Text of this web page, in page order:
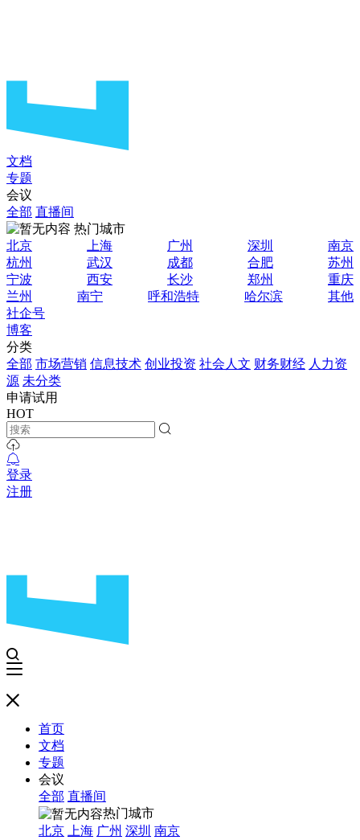
文档
专题
会议
全部 直播间
热门城市
北京
上海 广州 深圳
南京
杭州
武汉 成都 合肥
苏州
宁波
西安 长沙 郑州
重庆
兰州
南宁 呼和浩特 哈尔滨
其他
社企号
博客
分类
全部 市场营销 信息技术 创业投资 社会人文 财务财经 人力资
源 未分类
申请试用
HOT
登录
注册
首页
文档
专题
会议
全部 直播间
热门城市
北京
上海 广州 深圳 南京